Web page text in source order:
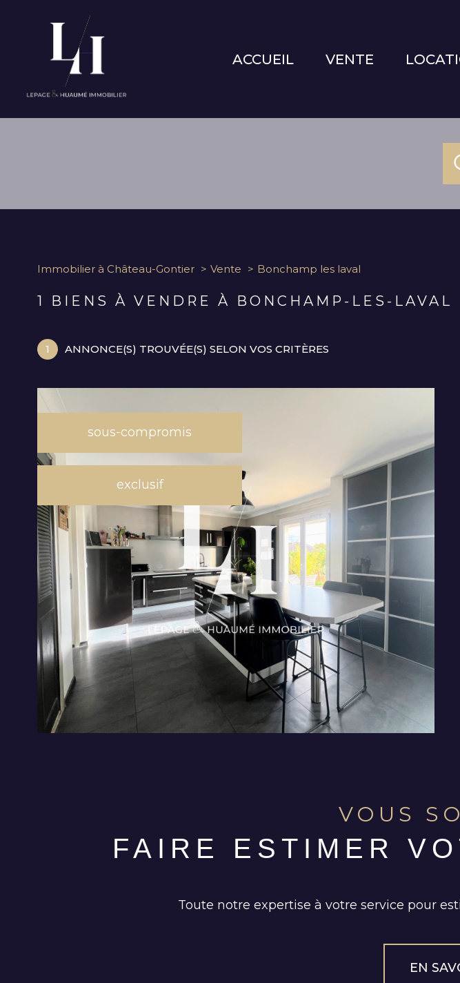
ACCUEIL VENTE
53960 - Bonchamp-lès-Laval
Immobilier à Château-Gontier Vente Bonchamp les laval
1 BIENS À VENDRE À BONCHAMP-LES-LAVAL
1 ANNONCE(S) TROUVÉE(S) SELON VOS CRITÈRES
sous-compromis
exclusif
VOIR LE
BIEN
VOUS
FAIRE ESTIMER
Toute notre expertise à votre service pour
EN